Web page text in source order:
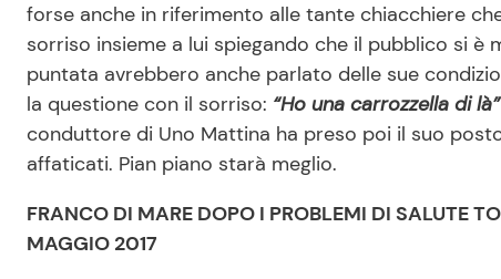
forse anche in riferimento alle tante chiacchiere
sorriso insieme a lui spiegando che il pubblico si
puntata avrebbero anche parlato delle sue
la questione con il sorriso: “Ho una carrozzella di là”
conduttore di Uno Mattina ha preso poi il suo
affaticati. Pian piano starà meglio.
FRANCO DI MARE DOPO I PROBLEMI DI SALUTE
MAGGIO 2017